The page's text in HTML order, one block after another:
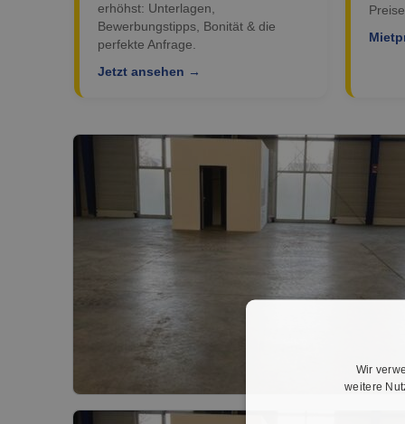
erhöhst: Unterlagen,
Bewerbungstipps, Bonität & die
perfekte Anfrage.
Jetzt ansehen →
Wir
weitere